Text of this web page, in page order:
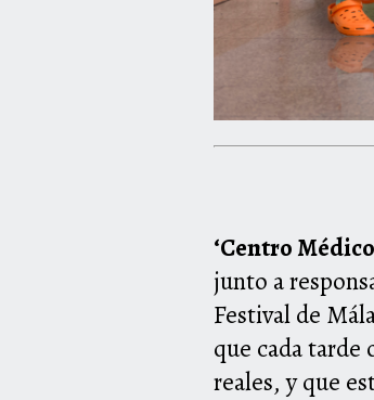
‘Centro
junto a
Festival de
que cada tarde
reales, y que